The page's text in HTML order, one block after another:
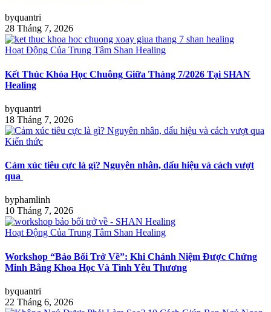
byquantri
28 Tháng 7, 2026
Hoạt Động Của Trung Tâm Shan Healing
Kết Thúc Khóa Học Chuông Giữa Tháng 7/2026 Tại SHAN
Healing
byquantri
18 Tháng 7, 2026
Kiến thức
Cảm xúc tiêu cực là gì? Nguyên nhân, dấu hiệu và cách vượt
qua
byphamlinh
10 Tháng 7, 2026
Hoạt Động Của Trung Tâm Shan Healing
Workshop “Bảo Bối Trở Về”: Khi Chánh Niệm Được Chứng
Minh Bằng Khoa Học Và Tình Yêu Thương
byquantri
22 Tháng 6, 2026